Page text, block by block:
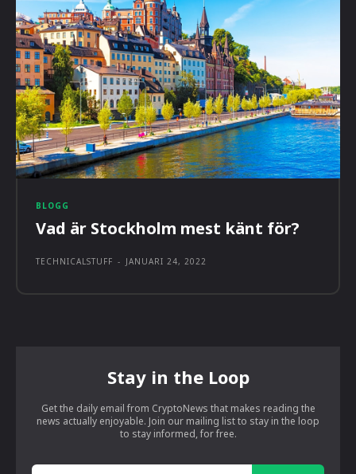
BLOGG
Vad är Stockholm mest känt för?
TECHNICALSTUFF - JANUARI 24, 2022
Stay in the Loop
Get the daily email from CryptoNews that makes reading the
news actually enjoyable. Join our mailing list to stay in the loop
to stay informed, for free.